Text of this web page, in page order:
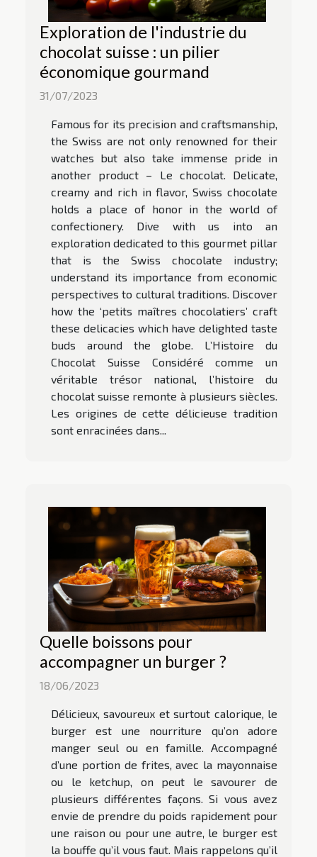
Exploration de l'industrie du
chocolat suisse : un pilier
économique gourmand
31/07/2023
Famous for its precision and craftsmanship,
the Swiss are not only renowned for their
watches but also take immense pride in
another product – Le chocolat. Delicate,
creamy and rich in flavor, Swiss chocolate
holds a place of honor in the world of
confectionery. Dive with us into an
exploration dedicated to this gourmet pillar
that is the Swiss chocolate industry;
understand its importance from economic
perspectives to cultural traditions. Discover
how the ‘petits maîtres chocolatiers’ craft
these delicacies which have delighted taste
buds around the globe. L’Histoire du
Chocolat Suisse Considéré comme un
véritable trésor national, l’histoire du
chocolat suisse remonte à plusieurs siècles.
Les origines de cette délicieuse tradition
sont enracinées dans...
Quelle boissons pour
accompagner un burger ?
18/06/2023
Délicieux, savoureux et surtout calorique, le
burger est une nourriture qu’on adore
manger seul ou en famille. Accompagné
d’une portion de frites, avec la mayonnaise
ou le ketchup, on peut le savourer de
plusieurs différentes façons. Si vous avez
envie de prendre du poids rapidement pour
une raison ou pour une autre, le burger est
la bouffe qu’il vous faut. Mais rappelons qu’il